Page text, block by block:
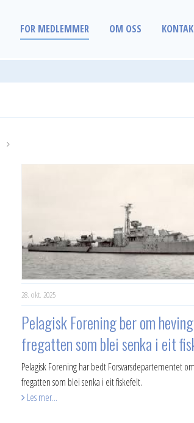
FOR MEDLEMMER OM OSS
28. okt. 2025
Pelagisk Forening ber om
fregatten som blei senka i eit
Pelagisk Forening har bedt Forsvarsdepartementet
fregatten som blei senka i eit fiskefelt.
Les mer...